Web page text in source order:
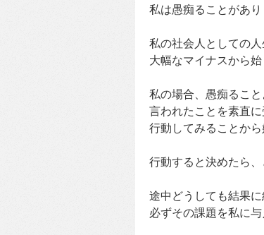
私は愚痴ることがあり
私の社会人としての
大幅なマイナスから
私の場合、愚痴ること
言われたことを素直
行動してみることから
行動すると決めたら
途中どうしても結果
必ずその課題を私に